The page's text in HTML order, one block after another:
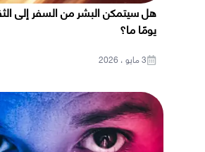
هل سيتمكن البشر من السفر إلى
يومًا ما؟
3 مايو ، 2026